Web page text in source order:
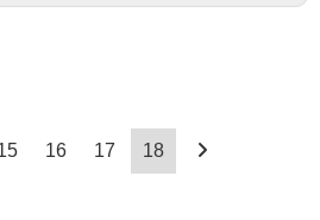
16 17 18